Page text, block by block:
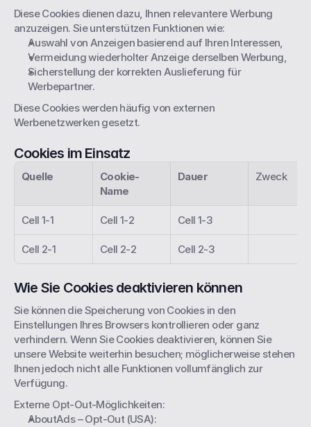
Diese Cookies dienen dazu, Ihnen relevantere Werbung
anzuzeigen. Sie unterstützen Funktionen wie:
Auswahl von Anzeigen basierend auf Ihren Interessen,
Vermeidung wiederholter Anzeige derselben Werbung,
Sicherstellung der korrekten Auslieferung für
Werbepartner.
Diese Cookies werden häufig von externen
Werbenetzwerken gesetzt.
Cookies im Einsatz
Quelle
Cookie-
Name
Dauer Zweck
Cell 1-1 Cell 1-2 Cell 1-3
Cell 2-1 Cell 2-2 Cell 2-3
Wie Sie Cookies deaktivieren können
Sie können die Speicherung von Cookies in den
Einstellungen Ihres Browsers kontrollieren oder ganz
verhindern. Wenn Sie Cookies deaktivieren, können Sie
unsere Website weiterhin besuchen; möglicherweise stehen
Ihnen jedoch nicht alle Funktionen vollumfänglich zur
Verfügung.
Externe Opt-Out-Möglichkeiten: